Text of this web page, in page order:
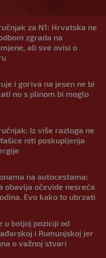
za N1: Hrvatska ne
zgrada na
ali sve ovisi o
i goriva na jesen ne bi
no s plinom bi moglo
Iz više razloga ne
niti poskupljenja
na autocestama:
obavlja očevide nesreća
Evo kako to ubrzati
u boljoj poziciji od
i Rumunjskoj jer
o važnoj stvari